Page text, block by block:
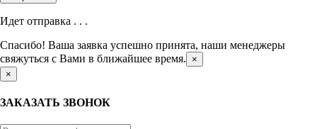
Идет отправка . . .
Спасибо! Ваша заявка успешно принята, наши менеджеры
свяжуться с Вами в ближайшее время.
×
×
ЗАКАЗАТЬ ЗВОНОК